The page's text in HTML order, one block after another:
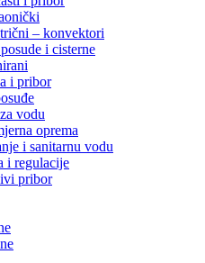
– konvektori
i cisterne
i pribor
vodu
oprema
i sanitarnu vodu
i regulacije
pribor